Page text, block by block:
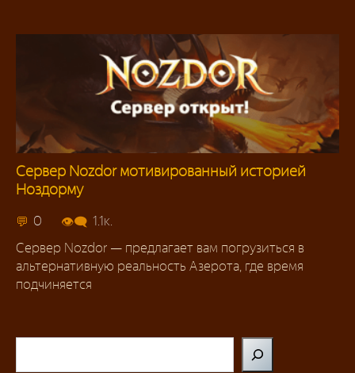
Сервера
Сервер Nozdor мотивированный историей
Ноздорму
0
1.1к.
Сервер Nozdor — предлагает вам погрузиться в
альтернативную реальность Азерота, где время
подчиняется